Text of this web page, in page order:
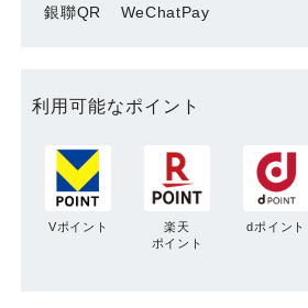
銀聯QR WeChatPay
利用可能なポイント
Vポイント
楽天
ポイント
dポイント